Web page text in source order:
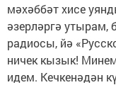
мәхәббәт хисе
әзерләргә утырам,
радиосы, йә
ничек кызык!
идем. Кечкенәдән